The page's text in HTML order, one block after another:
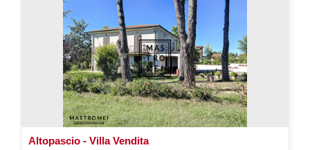
Altopascio - Villa Vendita